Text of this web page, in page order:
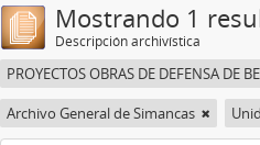
Mostrando 1
Descripción archivística
Archivo General de Simancas